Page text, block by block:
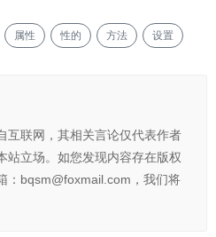
属性 性的 方法 设置
互联网，其相关言论仅代表作者
站立场。如您发现内容存在版权
：bqsm@foxmail.com，我们将